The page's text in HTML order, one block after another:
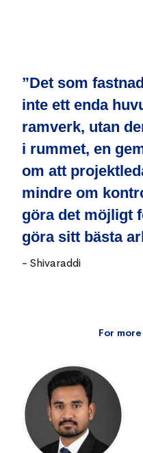
”Det som
inte ett enda
ramverk, utan
i rummet, en
om att
mindre om
göra det möjligt
göra sitt bästa
-Shivaraddi
For